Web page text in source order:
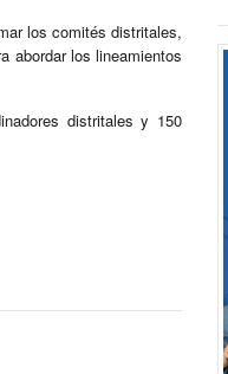
los comités distritales,
abordar los lineamientos
distritales y 150